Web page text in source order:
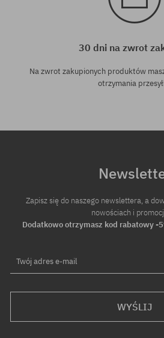
30 dni na zwrot
Na zwrot zakupionych produktów
otrzymania
Zapisz się do naszego newslettera, a
nowościach i
Dodatkowo otrzymasz kod rabatowy -
Twój adres e-mail
WYŚLIJ